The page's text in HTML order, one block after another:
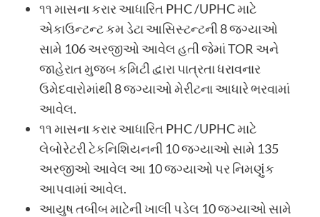
૧૧ માસના કરાર આધારિત PHC /UPHC માટે
એકાઉન્ટન્ટ કમ ડેટા આસિસ્ટન્ટની 8 જગ્યાઓ
સામે 106 અરજીઓ આવેલ હતી જેમાં TOR અને
જાહેરાત મુજબ કમિટી દ્વારા પાત્રતા ધરાવનાર
ઉમેદવારોમાંથી 8 જગ્યાઓ મેરીટના આધારે ભરવામાં
આવેલ.
૧૧ માસના કરાર આધારિત PHC /UPHC માટે
લેબોરેટરી ટેકનિશિયનની 10 જગ્યાઓ સામે 135
અરજીઓ આવેલ આ 10 જગ્યાઓ પર નિમણુંક
આપવામાં આવેલ.
આયુષ તબીબ માટેની ખાલી પડેલ 10 જગ્યાઓ સામે